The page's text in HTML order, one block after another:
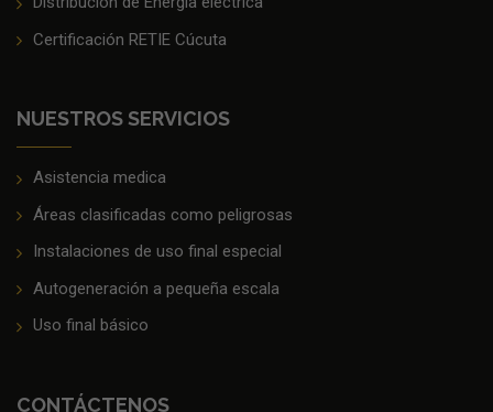
Certificación RETIE Cúcuta
NUESTROS SERVICIOS
Asistencia medica
Áreas clasificadas como peligrosas
Instalaciones de uso final especial
Autogeneración a pequeña escala
Uso final básico
CONTÁCTENOS